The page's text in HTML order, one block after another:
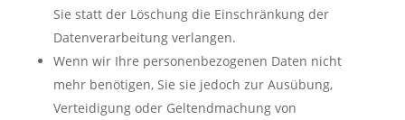
Sie statt der Löschung die Einschränkung der
Datenverarbeitung verlangen.
Wenn wir Ihre personenbezogenen Daten nicht
mehr benötigen, Sie sie jedoch zur Ausübung,
Verteidigung oder Geltendmachung von